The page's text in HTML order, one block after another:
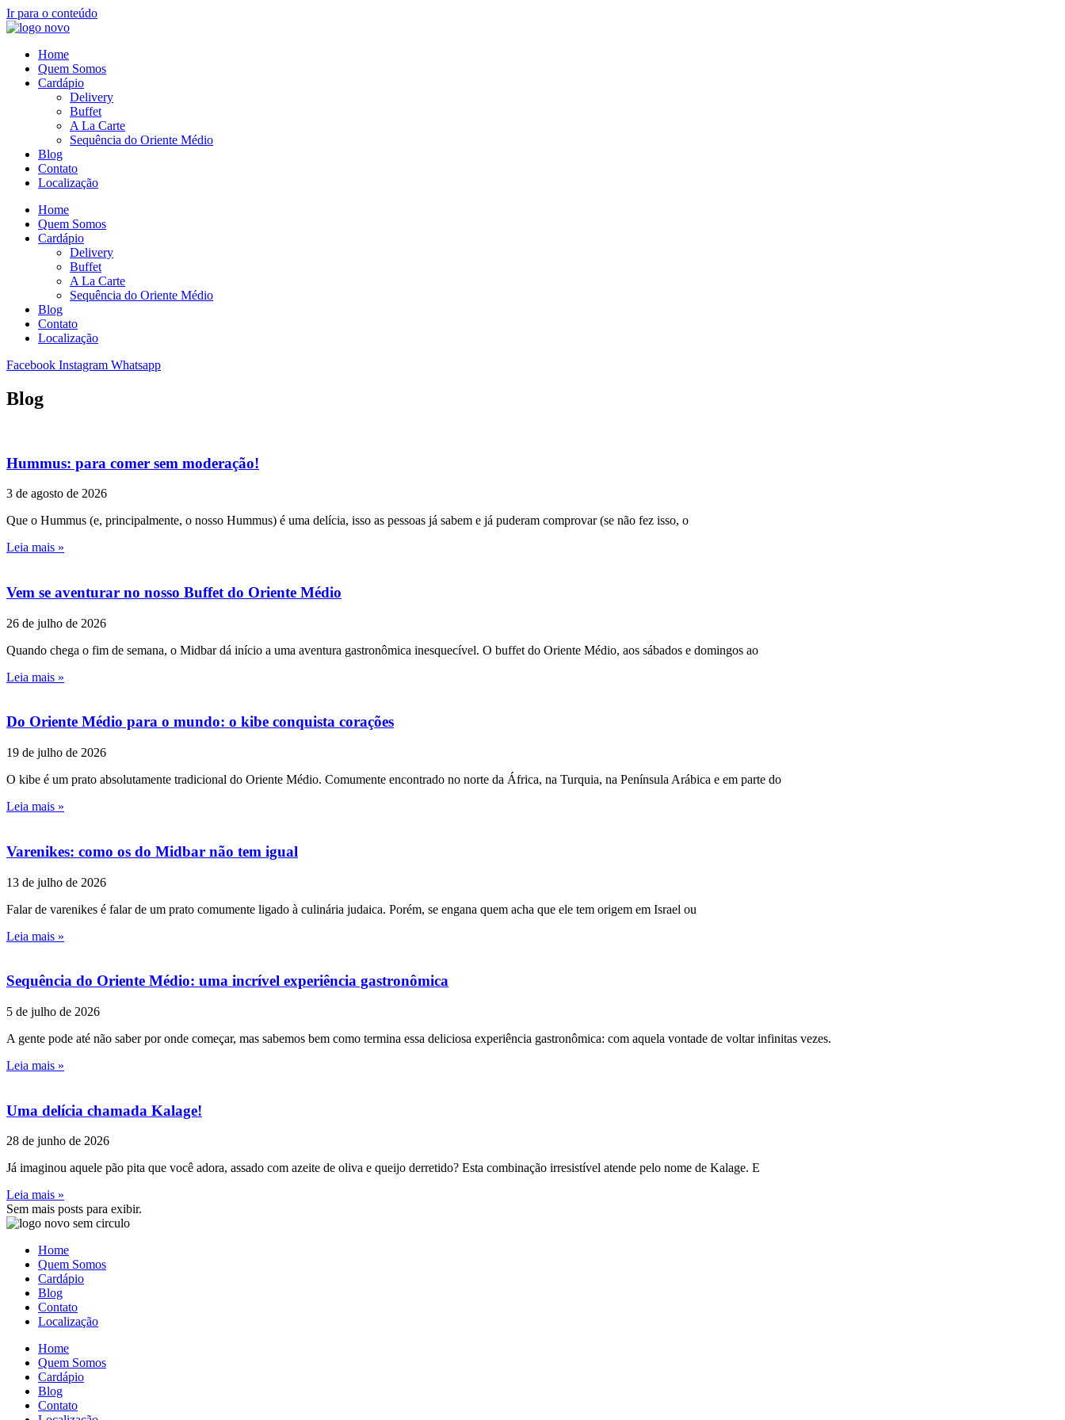
Ir para o conteúdo
Home
Quem Somos
Cardápio
Delivery
Buffet
A La Carte
Sequência do Oriente Médio
Blog
Contato
Localização
Home
Quem Somos
Cardápio
Delivery
Buffet
A La Carte
Sequência do Oriente Médio
Blog
Contato
Localização
Facebook Instagram Whatsapp
Blog
Hummus: para comer sem moderação!
3 de agosto de 2026
Que o Hummus (e, principalmente, o nosso Hummus) é uma delícia, isso as pessoas já sabem e já puderam comprovar (se não fez isso, o
Leia mais »
Vem se aventurar no nosso Buffet do Oriente Médio
26 de julho de 2026
Quando chega o fim de semana, o Midbar dá início a uma aventura gastronômica inesquecível. O buffet do Oriente Médio, aos sábados e domingos ao
Leia mais »
Do Oriente Médio para o mundo: o kibe conquista corações
19 de julho de 2026
O kibe é um prato absolutamente tradicional do Oriente Médio. Comumente encontrado no norte da África, na Turquia, na Península Arábica e em parte do
Leia mais »
Varenikes: como os do Midbar não tem igual
13 de julho de 2026
Falar de varenikes é falar de um prato comumente ligado à culinária judaica. Porém, se engana quem acha que ele tem origem em Israel ou
Leia mais »
Sequência do Oriente Médio: uma incrível experiência gastronômica
5 de julho de 2026
A gente pode até não saber por onde começar, mas sabemos bem como termina essa deliciosa experiência gastronômica: com aquela vontade de voltar infinitas vezes.
Leia mais »
Uma delícia chamada Kalage!
28 de junho de 2026
Já imaginou aquele pão pita que você adora, assado com azeite de oliva e queijo derretido? Esta combinação irresistível atende pelo nome de Kalage. E
Leia mais »
Sem mais posts para exibir.
Home
Quem Somos
Cardápio
Blog
Contato
Localização
Home
Quem Somos
Cardápio
Blog
Contato